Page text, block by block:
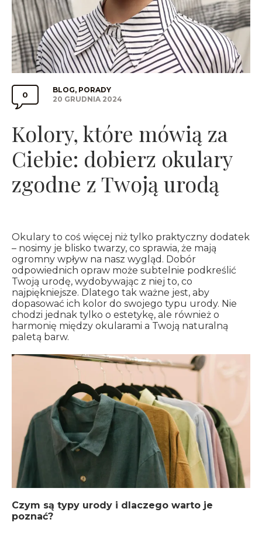
Comments
Toggle
0
Categories
BLOG, PORADY
Post
20 GRUDNIA 2024
Kolory, które mówią za
Ciebie: dobierz okulary
zgodne z Twoją urodą
Okulary to coś więcej niż tylko praktyczny dodatek
– nosimy je blisko twarzy, co sprawia, że mają
ogromny wpływ na nasz wygląd. Dobór
odpowiednich opraw może subtelnie podkreślić
Twoją urodę, wydobywając z niej to, co
najpiękniejsze. Dlatego tak ważne jest, aby
dopasować ich kolor do swojego typu urody. Nie
chodzi jednak tylko o estetykę, ale również o
harmonię między okularami a Twoją naturalną
paletą barw.
Czym są typy urody i dlaczego warto je
poznać?